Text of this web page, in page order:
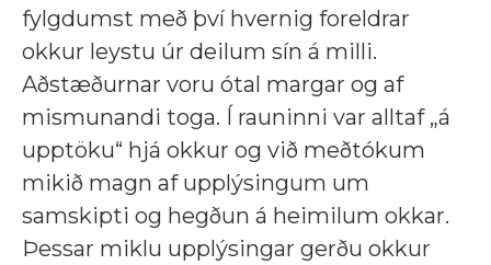
fylgdumst með því hvernig foreldrar
okkur leystu úr deilum sín á milli.
Aðstæðurnar voru ótal margar og af
mismunandi toga. Í rauninni var alltaf „á
upptöku“ hjá okkur og við meðtókum
mikið magn af upplýsingum um
samskipti og hegðun á heimilum okkar.
Þessar miklu upplýsingar gerðu okkur